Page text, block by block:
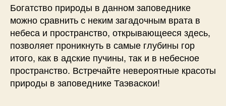
Богатство природы в данном заповеднике
можно сравнить с неким загадочным врата в
небеса и пространство, открывающееся здесь,
позволяет проникнуть в самые глубины гор
итого, как в адские пучины, так и в небесное
пространство. Встречайте невероятные красоты
природы в заповеднике Таэваскои!